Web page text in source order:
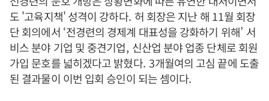
도 '고육지책' 성격이 강하다. 허 회장은 지난 해 11월 회장
단 회의에서 ‘전경련의 경제계 대표성을 강화하기 위해’ 서
비스 분야 기업 및 중견기업, 신산업 분야 업종 단체로 회원
가입 문호를 넓히겠다고 밝혔다. 3개월여의 고심 끝에 도출
된 결과물이 이번 입회 승인이 되는 셈이다.